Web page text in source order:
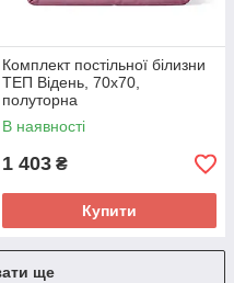
Комплект постільної білизни
ТЕП Відень, 70х70,
полуторна
В наявності
1 403 ₴
Купити
ще